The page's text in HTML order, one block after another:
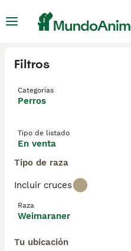
Filtros
Categorías
Perros
Tipo de listado
En venta
Tipo de raza
Incluir cruces
Raza
Weimaraner
Tu ubicación